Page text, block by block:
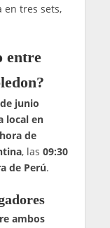
en tres sets,
entre
junio
local en
de
, las 09:30
de Perú.
ambos